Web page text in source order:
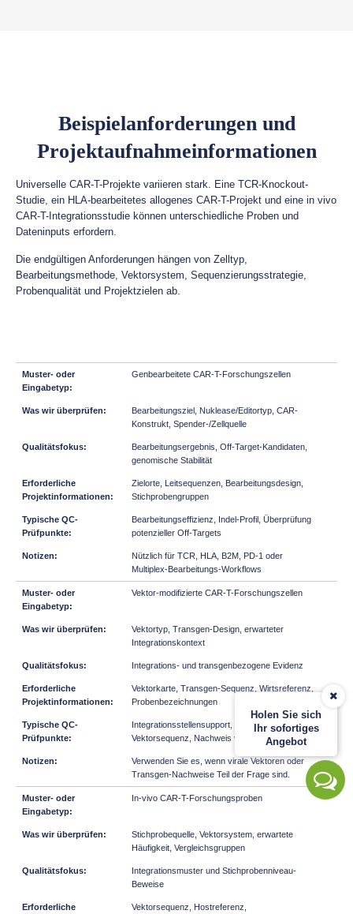
Holen Sie sich
Ihr sofortiges
Angebot
Beispielanforderungen und
Projektaufnahmeinformationen
Universelle CAR-T-Projekte variieren stark. Eine TCR-Knockout-
Studie, ein HLA-bearbeitetes allogenes CAR-T-Projekt und eine in vivo
CAR-T-Integrationsstudie können unterschiedliche Proben und
Dateninputs erfordern.
Die endgültigen Anforderungen hängen von Zelltyp,
Bearbeitungsmethode, Vektorsystem, Sequenzierungsstrategie,
Probenqualität und Projektzielen ab.
Genbearbeitete CAR-T-Forschungszellen
Bearbeitungsziel, Nuklease/Editortyp, CAR-
Konstrukt, Spender-/Zellquelle
Bearbeitungsergebnis, Off-Target-Kandidaten,
genomische Stabilität
Zielorte, Leitsequenzen, Bearbeitungsdesign,
Stichprobengruppen
Bearbeitungseffizienz, Indel-Profil, Überprüfung
potenzieller Off-Targets
Nützlich für TCR, HLA, B2M, PD-1 oder
Multiplex-Bearbeitungs-Workflows
Vektor-modifizierte CAR-T-Forschungszellen
Vektortyp, Transgen-Design, erwarteter
Integrationskontext
Integrations- und transgenbezogene Evidenz
Vektorkarte, Transgen-Sequenz, Wirtsreferenz,
Probenbezeichnungen
Integrationsstellensupport, Überprüfung der
Vektorsequenz, Nachweis von Transgenen
Verwenden Sie es, wenn virale Vektoren oder
Transgen-Nachweise Teil der Frage sind.
In-vivo CAR-T-Forschungsproben
Stichprobequelle, Vektorsystem, erwartete
Häufigkeit, Vergleichsgruppen
Integrationsmuster und Stichprobenniveau-
Beweise
Vektorsequenz, Hostreferenz,